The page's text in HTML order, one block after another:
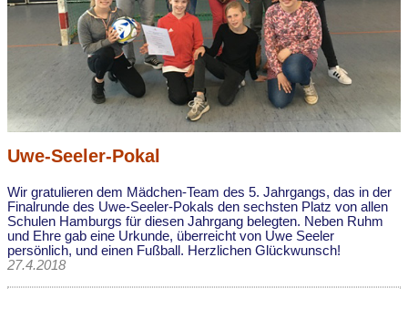
Uwe-Seeler-Pokal
Wir gratulieren dem Mädchen-Team des 5. Jahrgangs, das in der
Finalrunde des Uwe-Seeler-Pokals den sechsten Platz von allen
Schulen Hamburgs für diesen Jahrgang belegten. Neben Ruhm
und Ehre gab eine Urkunde, überreicht von Uwe Seeler
persönlich, und einen Fußball. Herzlichen Glückwunsch!
27.4.2018